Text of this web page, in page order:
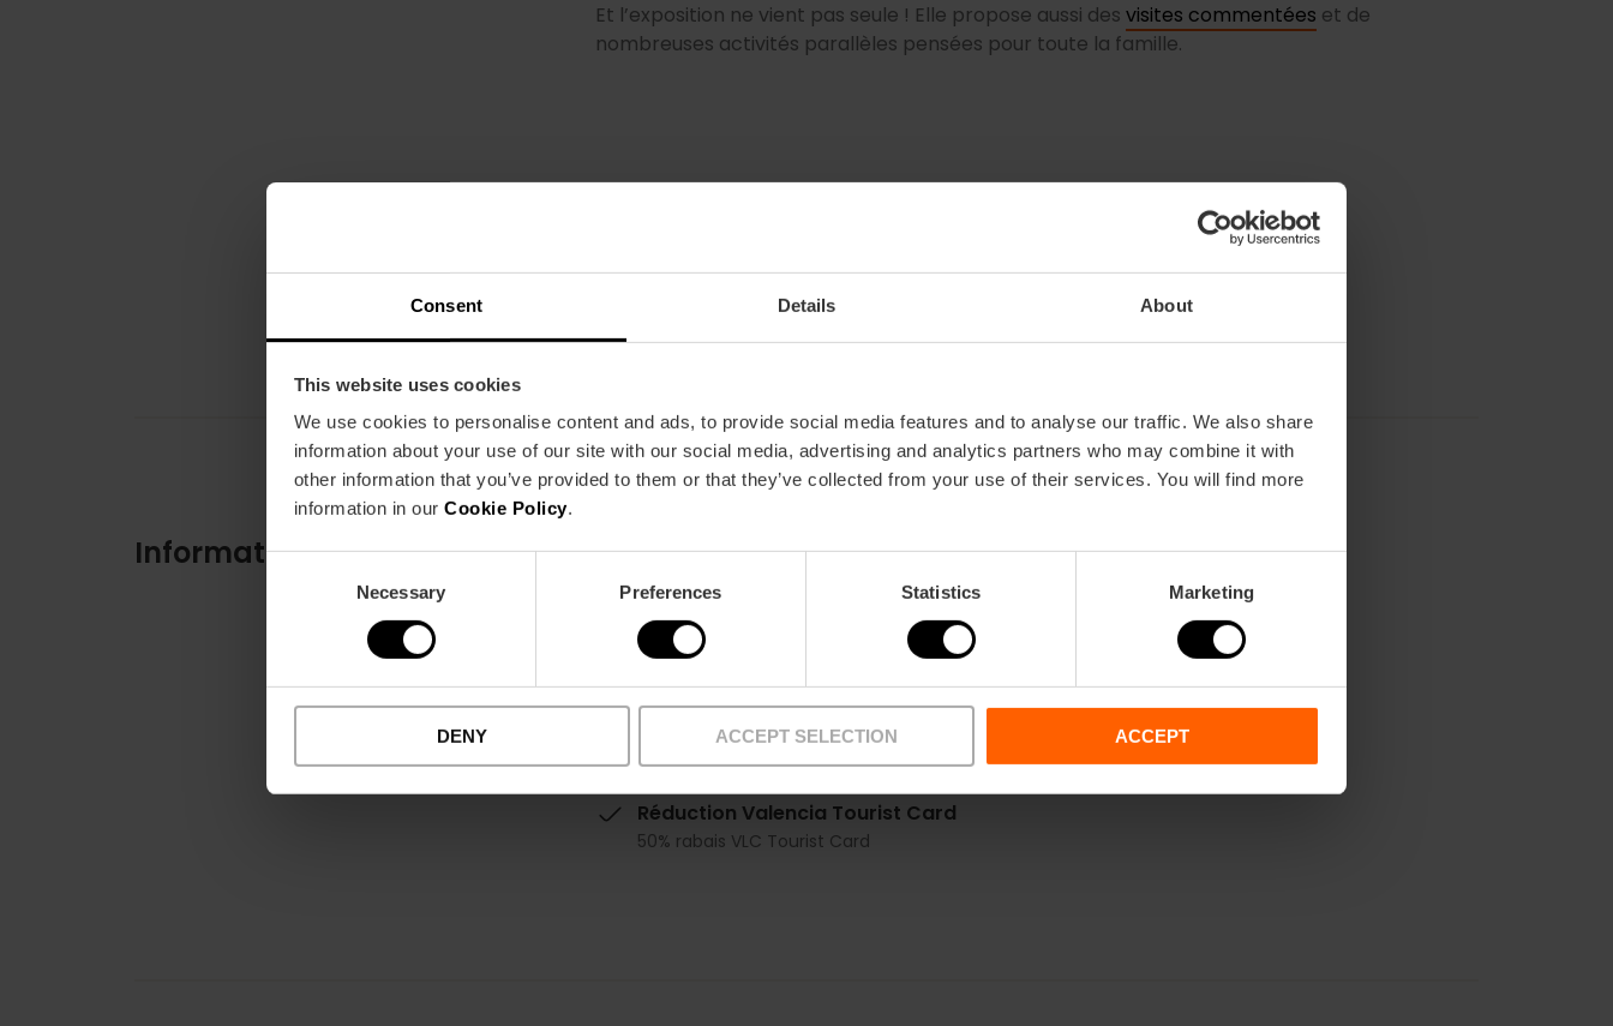
Consent Details About
This website uses cookies
We use cookies to personalise content and ads, to provide social media features and to analyse our traffic. We also share
information about your use of our site with our social media, advertising and analytics partners who may combine it with
other information that you’ve provided to them or that they’ve collected from your use of their services. You will find more
information in our Cookie Policy.
Necessary Preferences Statistics Marketing
DENY ACCEPT SELECTION ACCEPT
Et l’exposition ne vient pas seule ! Elle propose aussi des visites commentées et de
nombreuses activités parallèles pensées pour toute la famille.
Je veux en savoir plus
Informations pratiques Date
Horaire
De 10h00 à 20h00.
Tickets
Entrée gratuite pour les clients de CaixaBank et les moins de 16 ans.
Réduction Valencia Tourist Card
50% rabais VLC Tourist Card